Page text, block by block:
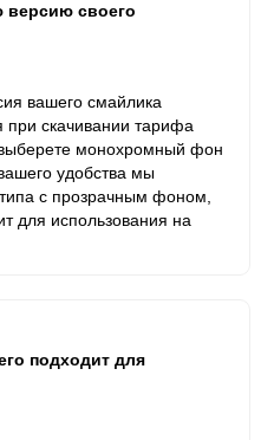
версию своего
вашего смайлика
при скачивании тарифа
монохромный фон
удобства мы
с прозрачным фоном,
для использования на
подходит для